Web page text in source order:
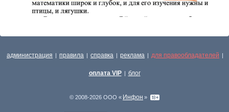
администрация | правила | справка | реклама | для правообладателей |
оплата VIP | блог
© 2008-2026 ООО « Инфон »